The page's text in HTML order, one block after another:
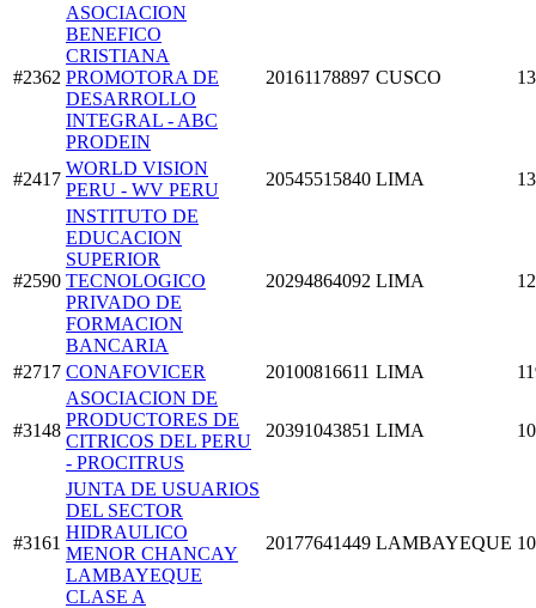
#2362
ASOCIACION
BENEFICO
CRISTIANA
PROMOTORA DE
DESARROLLO
INTEGRAL - ABC
PRODEIN
20161178897 CUSCO
#2417
WORLD VISION
PERU - WV PERU
20545515840 LIMA
#2590
INSTITUTO DE
EDUCACION
SUPERIOR
TECNOLOGICO
PRIVADO DE
FORMACION
BANCARIA
20294864092 LIMA
#2717 CONAFOVICER 20100816611 LIMA
#3148
ASOCIACION DE
PRODUCTORES DE
CITRICOS DEL PERU
- PROCITRUS
20391043851 LIMA
#3161
JUNTA DE USUARIOS
DEL SECTOR
HIDRAULICO
MENOR CHANCAY
LAMBAYEQUE
CLASE A
20177641449 LAMBAYEQUE